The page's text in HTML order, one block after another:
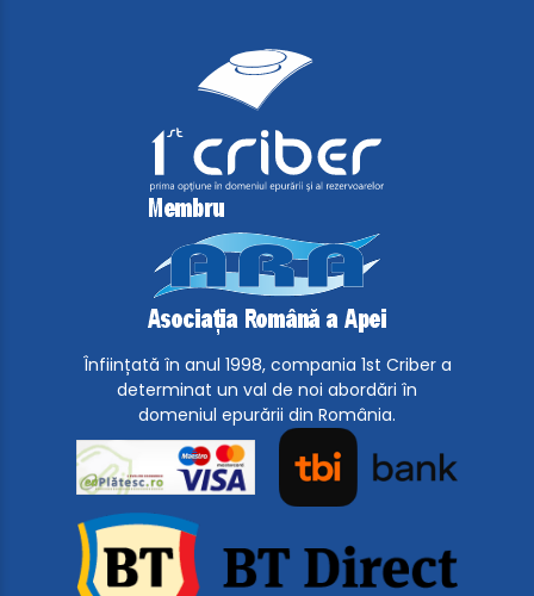
Înființată în anul 1998, compania 1st Criber a
determinat un val de noi abordări în
domeniul epurării din România.